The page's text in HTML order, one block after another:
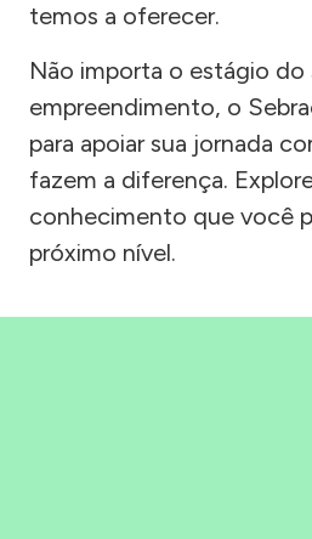
temos a oferecer.
Não importa o estágio do
empreendimento, o
para apoiar sua jornada
fazem a diferença.
conhecimento que você
próximo nível.